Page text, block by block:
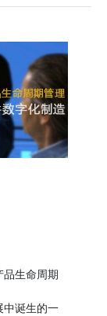
品生命周期
中诞生的一